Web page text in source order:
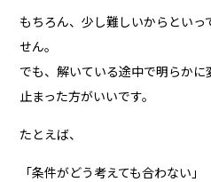
もちろん、少し難しいからとい
せん。
でも、解いている途中で明らか
止まった方がいいです。
たとえば、
「条件がどう考えても合わない」